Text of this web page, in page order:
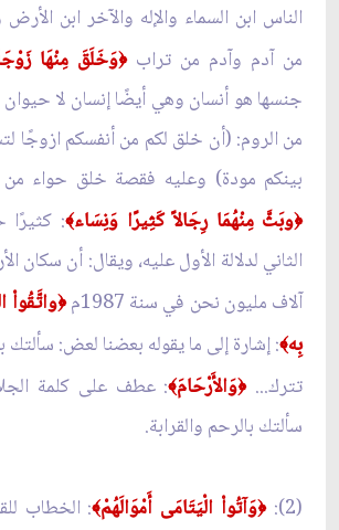
الناس ابن السماء والإله والآخر ابن
من آدم وآدم من تراب﴿وَخَلَقَ مِنْهَا
من الروم: (أن خلق لكم من أنفسكم ازوجًا
بينكم مودة) وعليه فقصة خلق حواء
﴿وبَثَّ مِنْهُمَا رِجَالاً كَثِيرًا وَنِسَاء﴾:
الثاني لدلالة الأول عليه، ويقال: أن سكان
آلاف مليون نحن في سنة 1987م
﴿واتَّقُواْ
بِه﴾: إشارة إلى ما يقوله بعضنا لعض: سألتك
تترك...﴿وَالأَرْحَامَ﴾: عطف على كلمة
سألتك بالرحم والقرابة.
(2): ﴿وَآتُواْ الْيَتَامَى أَمْوَالَهُمْ﴾: الخطاب